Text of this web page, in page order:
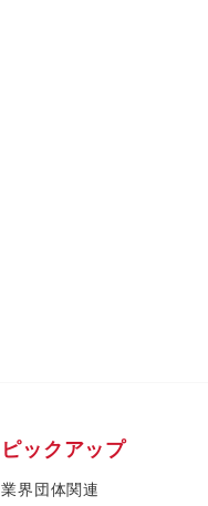
ピックアップ
業界団体関連